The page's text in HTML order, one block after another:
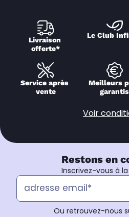
Livraison
offerte*
Le Club
Service après
vente
Meilleurs
garantis
Voir
Restons en
Inscrivez-vous à
Ou retrouvez-nous